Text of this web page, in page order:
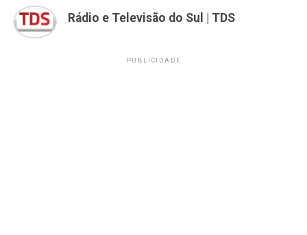
Rádio e Televisão do Sul | TDS
PUBLICIDADE